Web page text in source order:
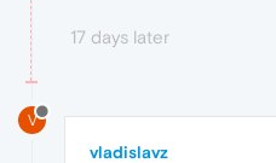
17 days later
V
vladislavz